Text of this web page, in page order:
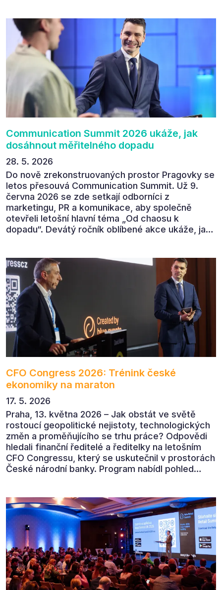
zúčastnit i příštího ročníku. „Příjemná konference,
výborný program, hezké prostory, Daniel Stach
absolutně nejlepší moderátor!!!“ Tak shrnul
Communication Summit jeden z 330 účastníků ve
své zpětné vazbě. Ta potvrdila, co bylo slyšet i
cítit po celý 9. červen v Pragovce – že ročník s
tématem „Od chaosu k dopadu“ se skutečně
povedl.
Communication Summit 2026 ukáže, jak
dosáhnout měřitelného dopadu
28. 5. 2026
Do nově zrekonstruovaných prostor Pragovky se
letos přesouvá Communication Summit. Už 9.
června 2026 se zde setkají odborníci z
marketingu, PR a komunikace, aby společně
otevřeli letošní hlavní téma „Od chaosu k
dopadu“. Devátý ročník oblíbené akce ukáže, jak
CFO Congress 2026: Trénink české
ekonomiky na maraton
17. 5. 2026
Praha, 13. května 2026 – Jak obstát ve světě
rostoucí geopolitické nejistoty, technologických
změn a proměňujícího se trhu práce? Odpovědi
hledali finanční ředitelé a ředitelky na letošním
CFO Congressu, který se uskutečnil v prostorách
České národní banky. Program nabídl pohled
automatizaci, leadership i budoucnost role CFO.